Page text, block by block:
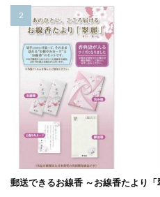
郵送できるお線香 ～お線香たより